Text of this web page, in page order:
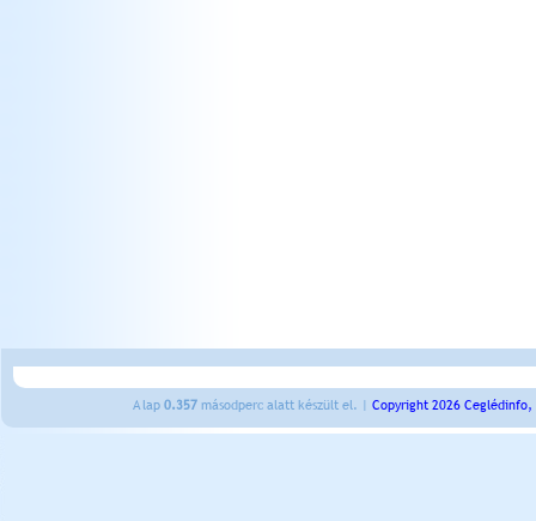
A lap 0.357 másodperc alatt készült el. | Copyright 2026